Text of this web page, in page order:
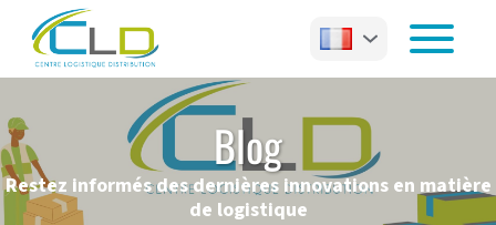
Blog
Restez informés des dernières innovations en matière
de logistique